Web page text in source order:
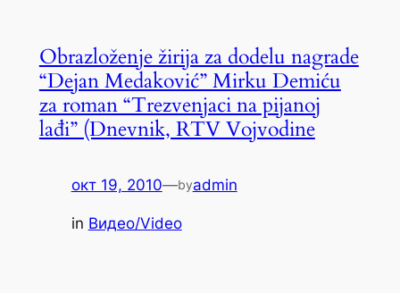
Obrazloženje žirija za dodelu nagrade
“Dejan Medaković” Mirku Demiću
za roman “Trezvenjaci na pijanoj
lađi” (Dnevnik, RTV Vojvodine
окт 19, 2010—byadmin
in Видео/Video